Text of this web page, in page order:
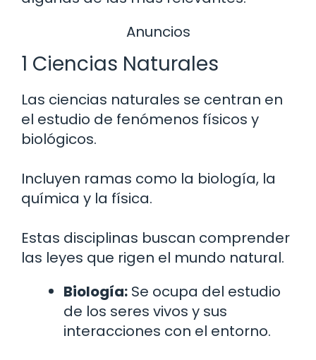
Anuncios
1 Ciencias Naturales
Las ciencias naturales se centran en
el estudio de fenómenos físicos y
biológicos.
Incluyen ramas como la biología, la
química y la física.
Estas disciplinas buscan comprender
las leyes que rigen el mundo natural.
Biología: Se ocupa del estudio
de los seres vivos y sus
interacciones con el entorno.